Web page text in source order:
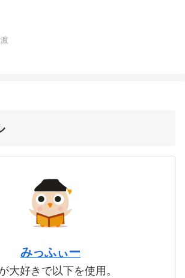
みっふぃー
大好きで以下を使用。